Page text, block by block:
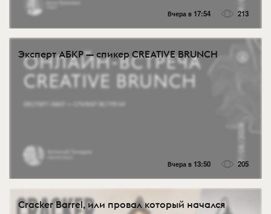
Вчера в 17:54 213
Эксперт АБКР — спикер CREATIVE BRUNCH
Вчера в 13:50 205
Cracker Barrel, или провал который начался